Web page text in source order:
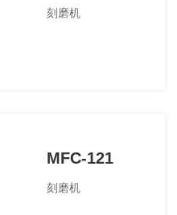
刻磨机
MFC-121
刻磨机